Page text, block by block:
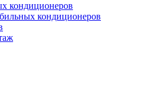
кондиционеров
кондиционеров